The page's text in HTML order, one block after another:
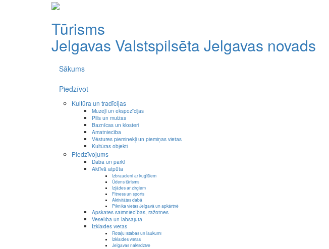
Tūrisms
Jelgavas Valstspilsēta Jelgavas novads
Sākums
Piedzīvot
Kultūra un tradīcijas
Muzeji un ekspozīcijas
Pilis un muižas
Baznīcas un klosteri
Amatniecība
Vēstures pieminekļi un piemiņas vietas
Kultūras objekti
Piedzīvojums
Daba un parki
Aktīvā atpūta
Izbraucieni ar kuģīšiem
Ūdens tūrisms
Izjādes ar zirgiem
Fitness un sports
Aktivitātes dabā
Piknika vietas Jelgavā un apkārtnē
Apskates saimniecības, ražotnes
Veselība un labsajūta
Izklaides vietas
Rotaļu istabas un laukumi
Izklaides vietas
Jelgavas naktsdzīve